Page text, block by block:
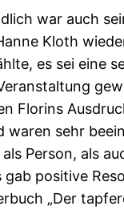
war auch
Kloth
es sei eine
Florins
waren sehr
Person, als
gab positive
„Der